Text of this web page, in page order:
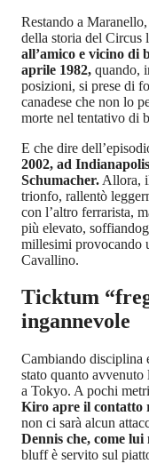
Restando a
della storia del Circus
all’amico e vicino di
aprile 1982, quando,
posizioni, si prese di
canadese che non lo
morte nel tentativo di
E che dire
2002, ad
Schumacher. Allora,
trionfo, rallentò
con l’altro ferrarista,
più elevato,
millesimi provocando
Cavallino.
Ticktum
ingannevole
Cambiando disciplina
stato quanto avvenuto
a Tokyo. A pochi
Kiro apre il contatto
non ci sarà alcun
Dennis che, come
bluff è servito sul